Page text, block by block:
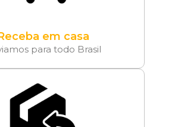
em casa
para todo Brasil